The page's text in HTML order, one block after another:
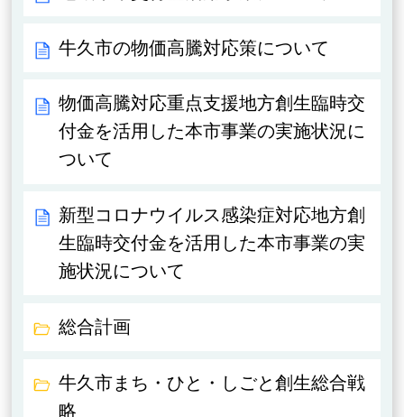
牛久市の物価高騰対応策について
物価高騰対応重点支援地方創生臨時交
付金を活用した本市事業の実施状況に
ついて
新型コロナウイルス感染症対応地方創
生臨時交付金を活用した本市事業の実
施状況について
総合計画
牛久市まち・ひと・しごと創生総合戦
略